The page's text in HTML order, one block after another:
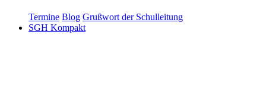
Termine Blog Grußwort der Schulleitung
SGH Kompakt